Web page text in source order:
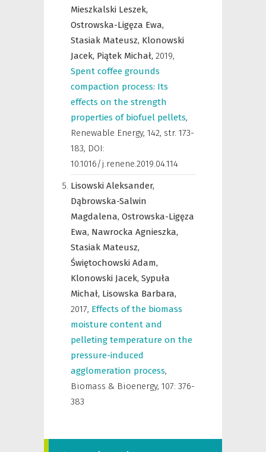
Mieszkalski Leszek,
Ostrowska-Ligęza Ewa,
Stasiak Mateusz, Klonowski
Jacek, Piątek Michał, 2019,
Spent coffee grounds
compaction process: Its
effects on the strength
properties of biofuel pellets,
Renewable Energy, 142, str. 173-
183, DOI:
10.1016/j.renene.2019.04.114
Lisowski Aleksander,
Dąbrowska-Salwin
Magdalena, Ostrowska-Ligęza
Ewa, Nawrocka Agnieszka,
Stasiak Mateusz,
Świętochowski Adam,
Klonowski Jacek, Sypuła
Michał, Lisowska Barbara,
2017, Effects of the biomass
moisture content and
pelleting temperature on the
pressure-induced
agglomeration process,
Biomass & Bioenergy, 107: 376-
383